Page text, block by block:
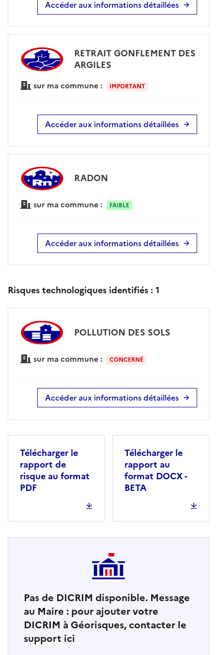
Accéder aux informations détaillées
RETRAIT GONFLEMENT DES
ARGILES
sur ma commune : IMPORTANT
Accéder aux informations détaillées
RADON
sur ma commune : FAIBLE
Accéder aux informations détaillées
Risques technologiques identifiés : 1
POLLUTION DES SOLS
sur ma commune : CONCERNÉ
Accéder aux informations détaillées
Télécharger le
rapport de
risque au format
PDF
Télécharger le
rapport au
format DOCX -
BETA
Pas de DICRIM disponible. Message
au Maire : pour ajouter votre
DICRIM à Géorisques, contacter le
support ici